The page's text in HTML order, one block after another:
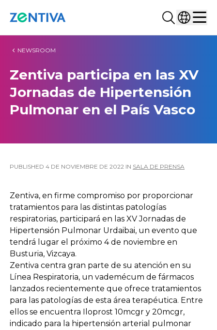
Buscar...
NEWSROOM
Zentiva participa en las XV
Jornadas de Hipertensión
Pulmonar en el País Vasco
PUBLISHED 4 DE NOVIEMBRE DE 2022 IN SALA DE PRENSA
Zentiva, en firme compromiso por proporcionar
tratamientos para las distintas patologías
respiratorias, participará en las XV Jornadas de
Hipertensión Pulmonar Urdaibai, un evento que
tendrá lugar el próximo 4 de noviembre en
Busturia, Vizcaya.
Zentiva centra gran parte de su atención en su
Línea Respiratoria, un vademécum de fármacos
lanzados recientemente que ofrece tratamientos
para las patologías de esta área terapéutica. Entre
ellos se encuentra Iloprost 10mcgr y 20mcgr,
indicado para la hipertensión arterial pulmonar